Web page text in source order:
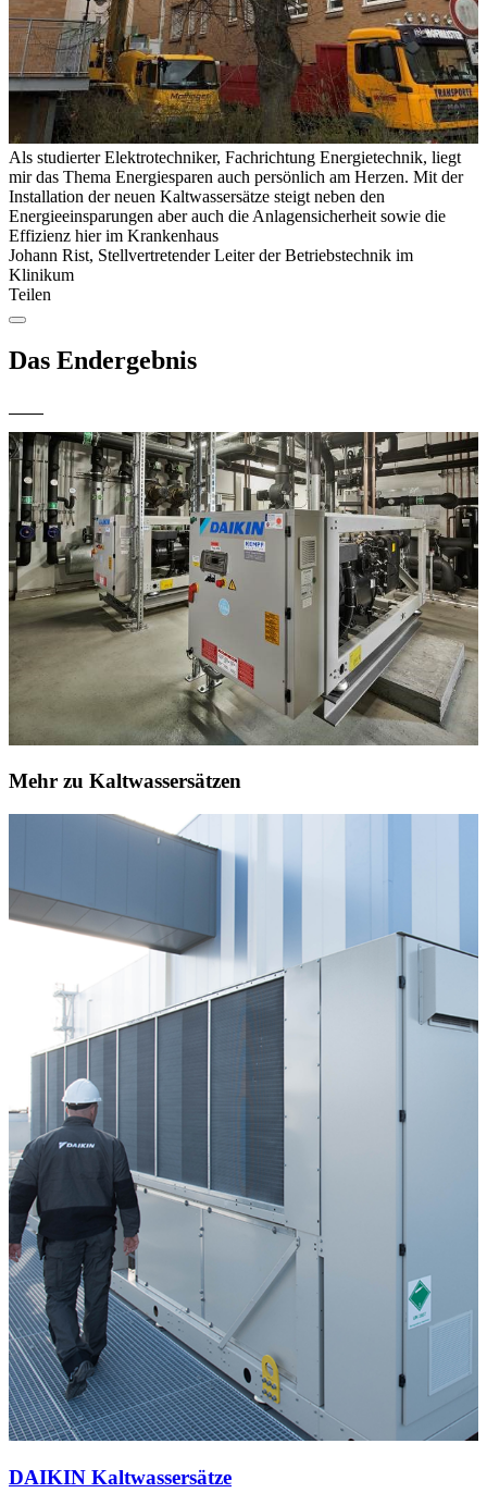
Als studierter Elektrotechniker, Fachrichtung Energietechnik, liegt
mir das Thema Energiesparen auch persönlich am Herzen. Mit der
Installation der neuen Kaltwassersätze steigt neben den
Energieeinsparungen aber auch die Anlagensicherheit sowie die
Effizienz hier im Krankenhaus
Johann Rist, Stellvertretender Leiter der Betriebstechnik im
Klinikum
Teilen
Das Endergebnis
Mehr zu Kaltwassersätzen
DAIKIN Kaltwassersätze